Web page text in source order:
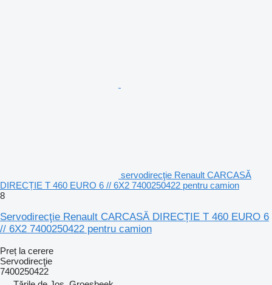
servodirecţie Renault CARCASĂ
DIRECȚIE T 460 EURO 6 // 6X2 7400250422 pentru camion
8
Servodirecţie Renault CARCASĂ DIRECȚIE T 460 EURO 6
// 6X2 7400250422 pentru camion
Preț la cerere
Servodirecţie
7400250422